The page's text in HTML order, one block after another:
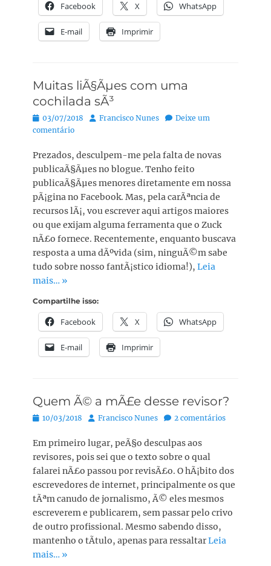
Facebook X WhatsApp
E-mail Imprimir
Muitas liÃ§Ãµes com uma
cochilada sÃ³
Posted
on
03/07/2018 Autor:
Francisco Nunes
Deixe um
comentário
Prezados, desculpem-me pela falta de novas
publicaÃ§Ãµes no blogue. Tenho feito
publicaÃ§Ãµes menores diretamente em nossa
pÃ¡gina no Facebook. Mas, pela carÃªncia de
recursos lÃ¡, vou escrever aqui artigos maiores
ou que exijam alguma ferramenta que o Zuck
nÃ£o fornece. Recentemente, enquanto buscava
resposta a uma dÃºvida (sim, ninguÃ©m sabe
tudo sobre nosso fantÃ¡stico idioma!), Leia
mais… »
Compartilhe isso:
Facebook X WhatsApp
E-mail Imprimir
Quem Ã© a mÃ£e desse revisor?
Posted
10/03/2018 Autor:
Francisco Nunes 2 comentários
Em primeiro lugar, peÃ§o desculpas aos
revisores, pois sei que o texto sobre o qual
falarei nÃ£o passou por revisÃ£o. O hÃ¡bito dos
escrevedores de internet, principalmente os que
tÃªm canudo de jornalismo, Ã© eles mesmos
escreverem e publicarem, sem passar pelo crivo
de outro profissional. Mesmo sabendo disso,
mantenho o tÃ­tulo, apenas para ressaltarLeia
mais… »